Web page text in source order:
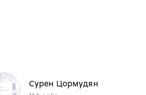
Сурен Цормудян